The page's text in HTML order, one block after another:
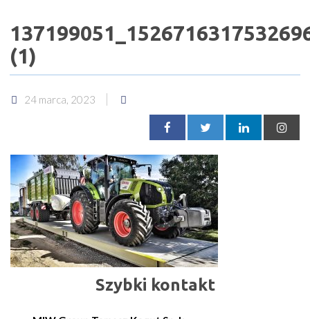
(1)
24 marca, 2023
Szybki kontakt